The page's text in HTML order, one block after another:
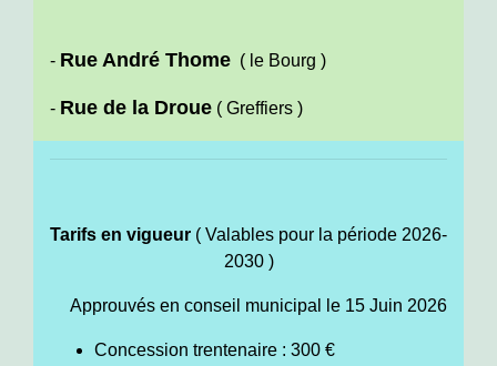
- Rue André Thome ( le Bourg )
- Rue de la Droue ( Greffiers )
Tarifs en vigueur ( Valables pour la période 2026-
2030 )
Approuvés en conseil municipal le 15 Juin 2026
Concession trentenaire : 300 €